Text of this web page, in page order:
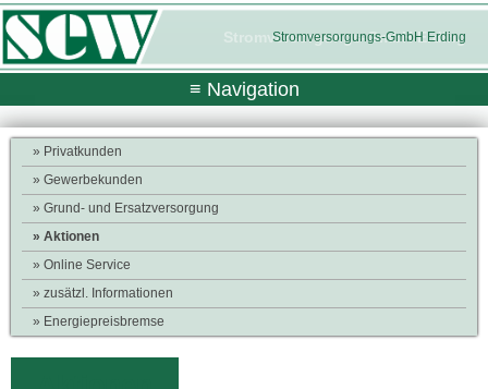
Stromversorgungs-GmbH Erding
Stromversorgungs-GmbH Erding
≡ Navigation
» Privatkunden
» Gewerbekunden
» Grund- und Ersatzversorgung
» Aktionen
» Online Service
» zusätzl. Informationen
» Energiepreisbremse